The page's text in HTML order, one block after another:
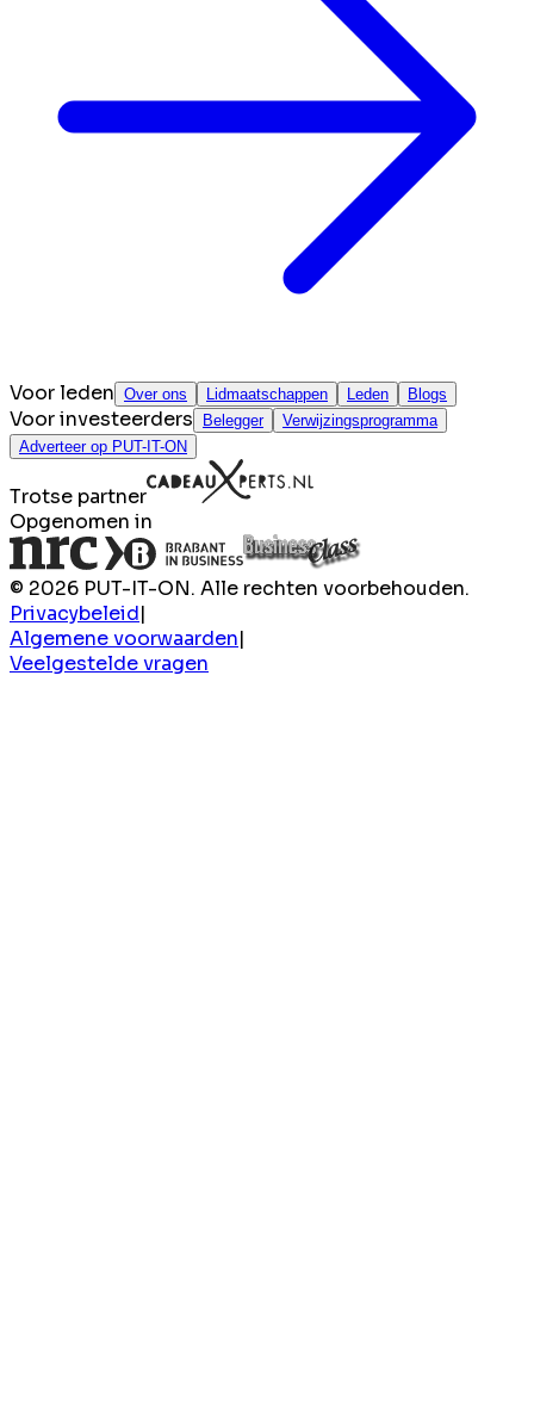
Voor leden Over ons Lidmaatschappen Leden Blogs
Voor investeerders Belegger
Verwijzingsprogramma
Adverteer op PUT-IT-ON
Trotse partner
Opgenomen in
© 2026 PUT-IT-ON. Alle rechten voorbehouden.
Privacybeleid|
Algemene voorwaarden|
Veelgestelde vragen